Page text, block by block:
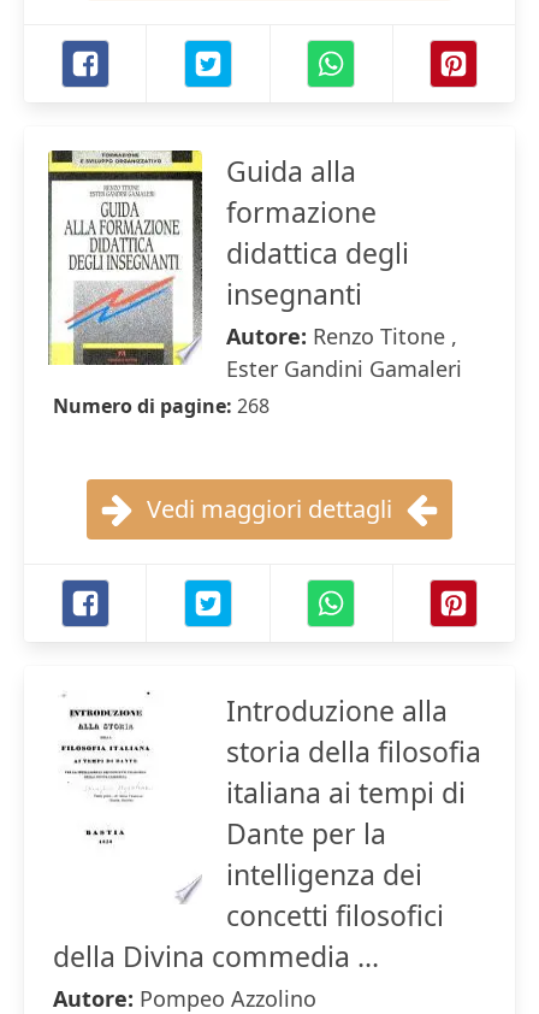
Guida alla
formazione
didattica degli
insegnanti
Autore: Renzo Titone ,
Ester Gandini Gamaleri
Numero di pagine: 268
Vedi maggiori dettagli
Introduzione alla
storia della filosofia
italiana ai tempi di
Dante per la
intelligenza dei
concetti filosofici
della Divina commedia ...
Autore: Pompeo Azzolino